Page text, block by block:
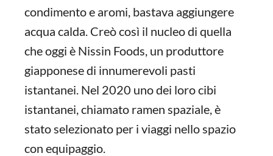
condimento e aromi, bastava aggiungere
acqua calda. Creò così il nucleo di quella
che oggi è Nissin Foods, un produttore
giapponese di innumerevoli pasti
istantanei. Nel 2020 uno dei loro cibi
istantanei, chiamato ramen spaziale, è
stato selezionato per i viaggi nello spazio
con equipaggio.